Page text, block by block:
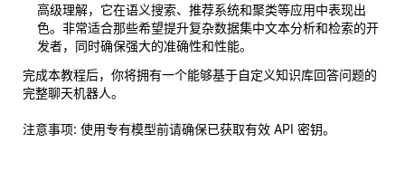
高级理解，它在语义搜索、推荐系统和聚类等应用中表现出
色。非常适合那些希望提升复杂数据集中文本分析和检索的开
发者，同时确保强大的准确性和性能。
完成本教程后，你将拥有一个能够基于自定义知识库回答问题的
完整聊天机器人。
注意事项: 使用专有模型前请确保已获取有效 API 密钥。